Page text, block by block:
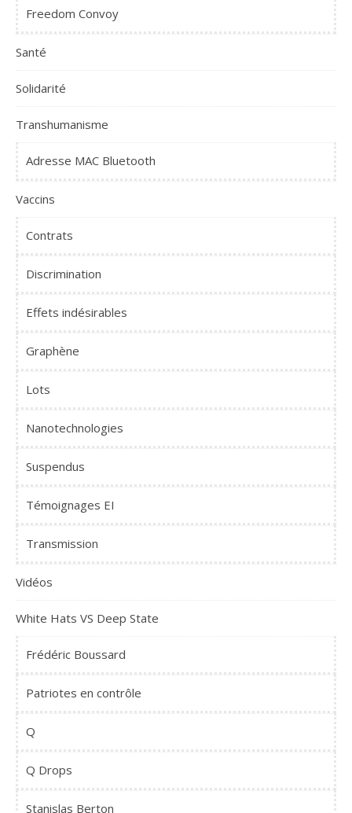
Freedom Convoy
Santé
Solidarité
Transhumanisme
Adresse MAC Bluetooth
Vaccins
Contrats
Discrimination
Effets indésirables
Graphène
Lots
Nanotechnologies
Suspendus
Témoignages EI
Transmission
Vidéos
White Hats VS Deep State
Frédéric Boussard
Patriotes en contrôle
Q
Q Drops
Stanislas Berton